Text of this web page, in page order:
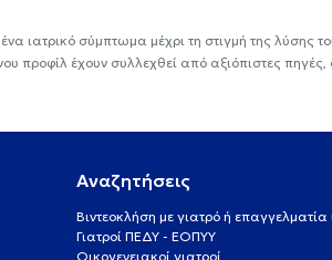
σύμπτωμα μέχρι τη στιγμή της λύσης
προφίλ έχουν συλλεχθεί από αξιόπιστες
Αναζητήσεις
Βιντεοκλήση με γιατρό ή επαγγελματία
Γιατροί ΠΕΔΥ - ΕΟΠΥΥ
Οικογενειακοί γιατροί